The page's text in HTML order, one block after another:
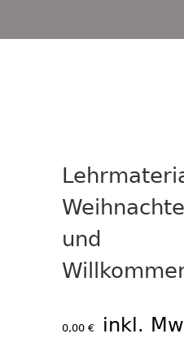
Menü
und
0,00 € inkl.